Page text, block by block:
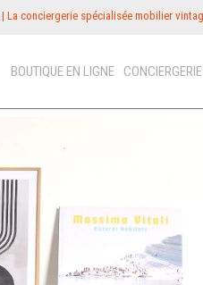
| La conciergerie spécialisée mobilier
BOUTIQUE EN LIGNE